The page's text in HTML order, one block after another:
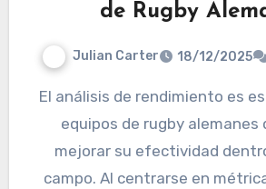
de Rugby
Julian Carter 18/12/2025
El análisis de rendimiento es esencial para los
equipos de rugby alemanes
mejorar su efectividad
campo. Al centrarse en